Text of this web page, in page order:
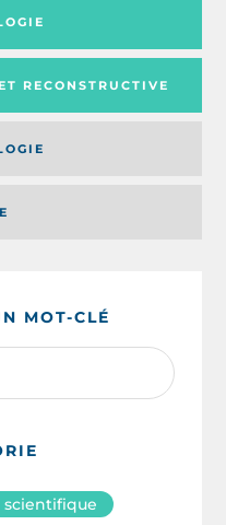
RECONSTRUCTIVE
MOT-CLÉ
scientifique